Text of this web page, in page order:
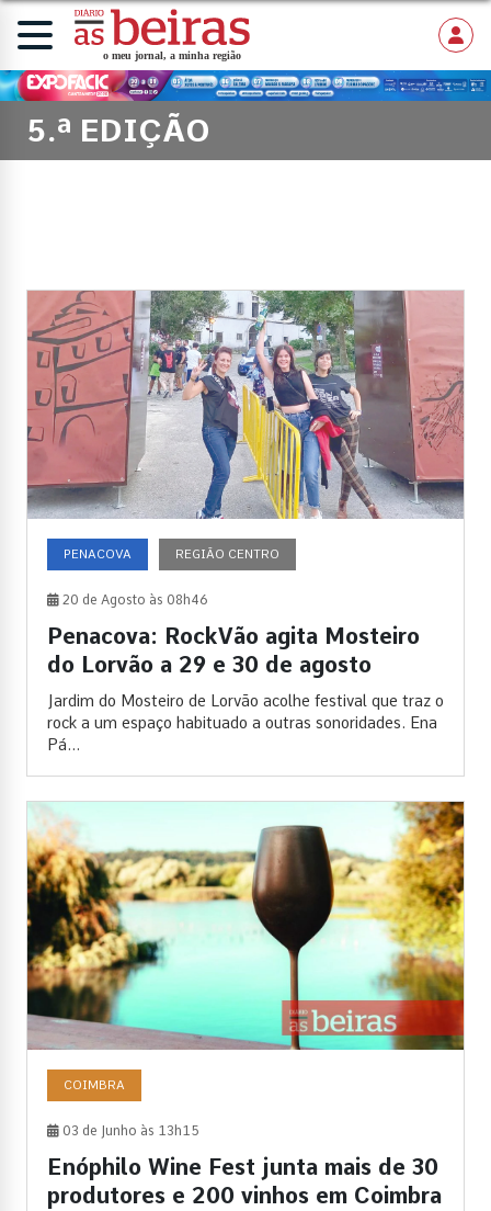
5.ª EDIÇÃO
PENACOVA REGIÃO CENTRO
20 de Agosto às 08h46
Penacova: RockVão agita Mosteiro
do Lorvão a 29 e 30 de agosto
Jardim do Mosteiro de Lorvão acolhe festival que traz o
rock a um espaço habituado a outras sonoridades. Ena
Pá...
COIMBRA
03 de Junho às 13h15
Enóphilo Wine Fest junta mais de 30
produtores e 200 vinhos em Coimbra